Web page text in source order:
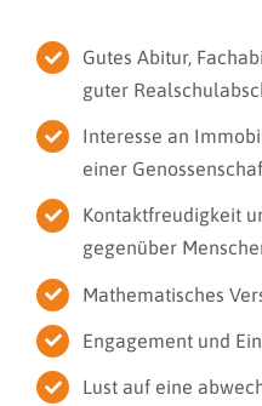
Gutes Abitur,
guter
Interesse an
einer
Kontaktfreudigkeit
gegenüber
Mathematisches
Engagement und
Lust auf eine